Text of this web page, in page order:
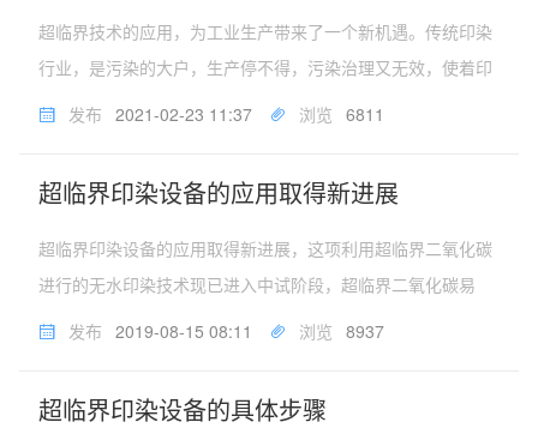
超临界技术的应用，为工业生产带来了一个新机遇。传统印染
行业，是污染的大户，生产停不得，污染治理又无效，使着印
染厂生产成本加大，效率低下。超临界二氧化碳印染设备，是
品色泽鲜艳，生产效率高。...
发布 2021-02-23 11:37 浏览 6811
超临界印染设备的应用取得新进展
超临界印染设备的应用取得新进展，这项利用超临界二氧化碳
进行的无水印染技术现已进入中试阶段，超临界二氧化碳易
得、成本低、无污染，无水印染技术的研究成功，将为我国纺
染源之一。传统的染色主要以...
发布 2019-08-15 08:11 浏览 8937
超临界印染设备的具体步骤